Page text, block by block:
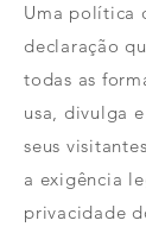
Uma política
declaração
todas as
usa, divulga
seus
a exigência
privacidade